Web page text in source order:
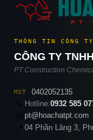
THÔNG TIN CÔNG TY
CÔNG TY
PT Construction
MST
0402052135
📞 Hotline:0932 585
pt@hoachatpt.com
04 Phần Lăng 3,